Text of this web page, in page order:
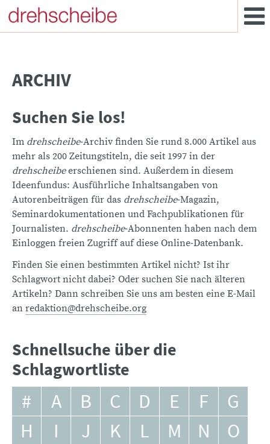
ARCHIV
Suchen Sie los!
Im drehscheibe-Archiv finden Sie rund 8.000 Artikel aus
mehr als 200 Zeitungstiteln, die seit 1997 in der
drehscheibeerschienen sind. Außerdem in diesem
Ideenfundus: Ausführliche Inhaltsangaben von
Autorenbeiträgen für das drehscheibe-Magazin,
Seminardokumentationen und Fachpublikationen für
Journalisten. drehscheibe-Abonnenten haben nach dem
Einloggen freien Zugriff auf diese Online-Datenbank.
Finden Sie einen bestimmten Artikel nicht? Ist ihr
Schlagwort nicht dabei? Oder suchen Sie nach älteren
Artikeln? Dann schreiben Sie uns am besten eine E-Mail
an redaktion@drehscheibe.org
Schnellsuche über die
Schlagwortliste
# A B C D E F
G
H
I J K L M N
O